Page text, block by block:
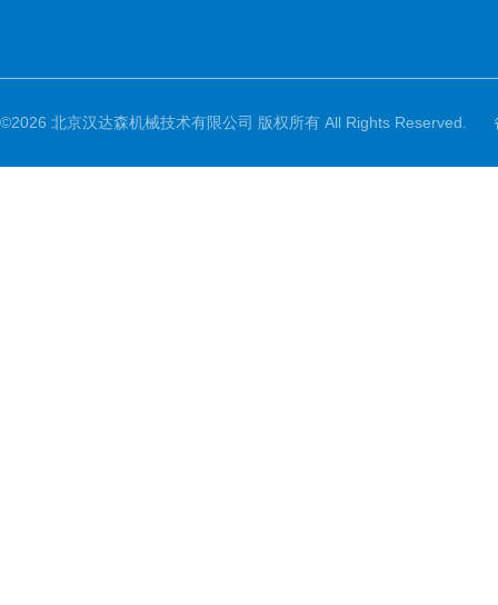
©2026 北京汉达森机械技术有限公司 版权所有 All Rights Reserved.